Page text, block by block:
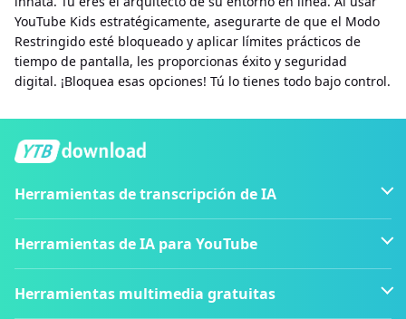
YouTube Kids estratégicamente, asegurarte de que el Modo
Restringido esté bloqueado y aplicar límites prácticos de
tiempo de pantalla, les proporcionas éxito y seguridad
digital. ¡Bloquea esas opciones! Tú lo tienes todo bajo control.
Herramientas de transcripción de IA
Herramientas de IA para YouTube
Herramientas multimedia gratuitas